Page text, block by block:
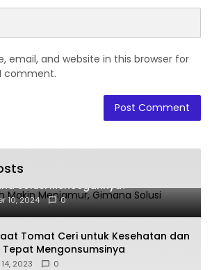
email, and website in this browser for
comment.
Kuliah Makin Menjamur,
Solusi Mencegahnya?
10, 2024 0
Tomat Ceri untuk Kesehatan dan
Tepat Mengonsumsinya
2023 0